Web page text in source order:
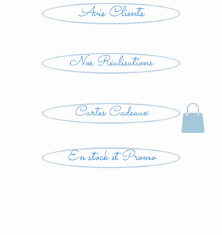
Avis Clients
Nos Réalisations
Cartes Cadeaux
En stock et Promo